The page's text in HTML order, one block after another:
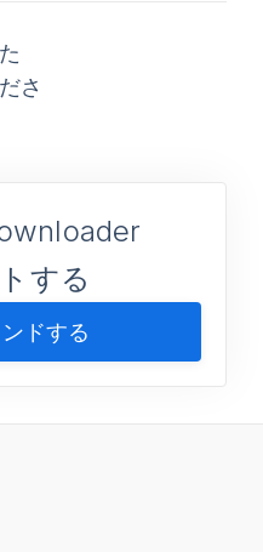
さ
する
ドする